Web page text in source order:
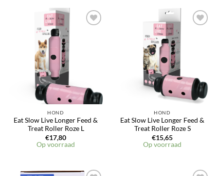
HOND
Eat Slow Live Longer Feed &
Treat Roller Roze L
€17,80
Op voorraad
Toevoegen
HOND
Eat Slow Live Longer Feed &
Treat Roller Roze S
€15,65
Op voorraad